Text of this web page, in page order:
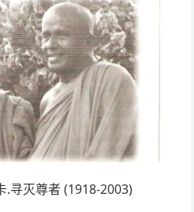
.寻灭尊者 (1918-2003)